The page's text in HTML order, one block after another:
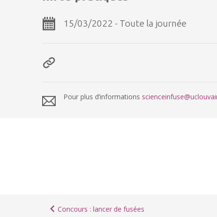
15/03/2022 - Toute la journée
Pour plus d’informations
Concours : lancer de fusées